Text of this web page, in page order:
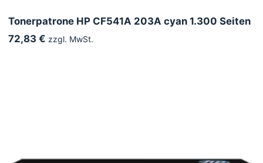
Tonerpatrone HP CF541A 203A cyan 1.300 Seiten
72,83 € zzgl. MwSt.